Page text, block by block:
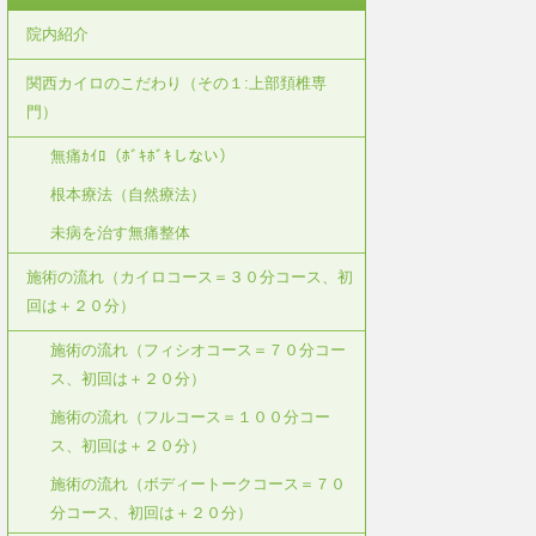
院内紹介
関西カイロのこだわり（その１:上部頚椎専
門）
無痛ｶｲﾛ（ﾎﾞｷﾎﾞｷしない）
根本療法（自然療法）
未病を治す無痛整体
施術の流れ（カイロコース＝３０分コース、初
回は＋２０分）
施術の流れ（フィシオコース＝７０分コー
ス、初回は＋２０分）
施術の流れ（フルコース＝１００分コー
ス、初回は＋２０分）
施術の流れ（ボディートークコース＝７０
分コース、初回は＋２０分）